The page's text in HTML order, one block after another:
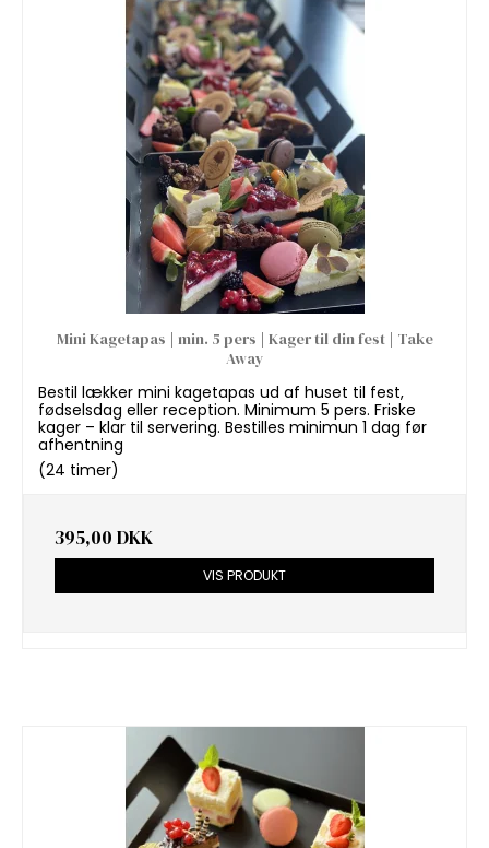
Mini Kagetapas | min. 5 pers | Kager til din fest | Take
Away
Bestil lækker mini kagetapas ud af huset til fest,
fødselsdag eller reception. Minimum 5 pers. Friske
kager – klar til servering. Bestilles minimun 1 dag før
afhentning
(24 timer)
395,00 DKK
VIS PRODUKT